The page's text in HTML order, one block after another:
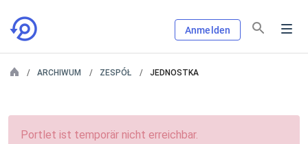
Anmelden
ARCHIWUM ZESPÓŁ JEDNOSTKA
Portlet ist temporär nicht erreichbar.